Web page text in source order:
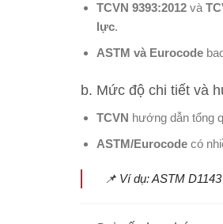
TCVN 9393:2012và
lực.
ASTM và Eurocode
b. Mức độ chi tiết và
TCVN hướng dẫn tổng
ASTM/Eurocodecó
📌 Ví dụ: ASTM